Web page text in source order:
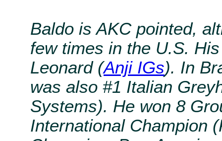
Baldo is AKC pointed,
few times in the U.S.
Leonard (Anji IGs). In
was also #1 Italian
Systems). He won 8
International Champion